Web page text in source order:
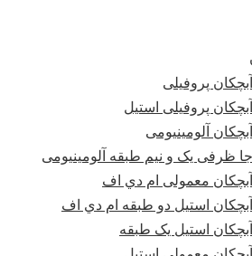
آبچکان پروفیلی
آبچکان پروفیلی استیل
آبچکان آلومینیومی
جا ظرفی یک و نیم طبقه آلومینیومی
آبچکان معمولی ام دي اف
آبچکان استیل دو طبقه ام دي اف
آبچکان استیل یک طبقه